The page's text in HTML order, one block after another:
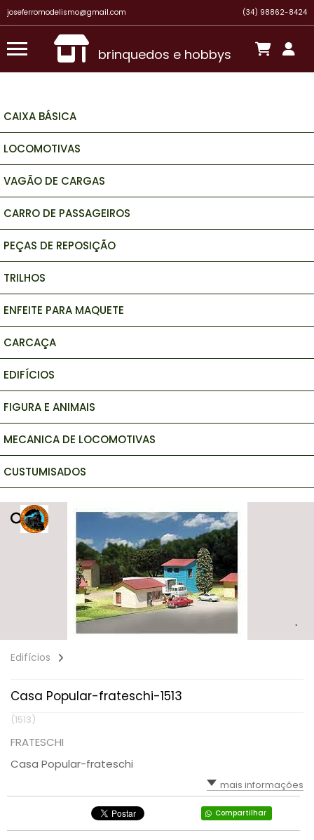
joseferromodelismo@gmail.com (34) 98862-8424
brinquedos e hobbys
CAIXA BÁSICA
LOCOMOTIVAS
VAGÃO DE CARGAS
CARRO DE PASSAGEIROS
PEÇAS DE REPOSIÇÃO
TRILHOS
ENFEITE PARA MAQUETE
CARCAÇA
EDIFÍCIOS
FIGURA E ANIMAIS
MECANICA DE LOCOMOTIVAS
CUSTUMISADOS
Edifícios
Casa Popular-frateschi-1513
(1513)
FRATESCHI
Casa Popular-frateschi
mais informações
Compartilhar